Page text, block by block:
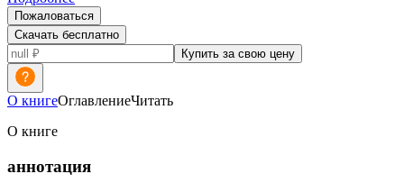
Пожаловаться
Скачать бесплатно
Купить за свою цену
О книгеОглавлениеЧитать
О книге
аннотация